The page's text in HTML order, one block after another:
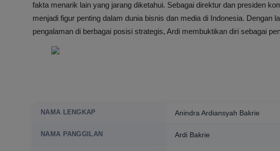
fakta menarik lain yang jarang diketahui. Sebagai direktur dan presiden
menjadi figur penting dalam dunia bisnis dan media di Indonesia. Dengan
pengalaman di berbagai posisi strategis, Ardi membuktikan diri sebagai
NAMA LENGKAP Anindra Ardiansyah Bakrie
NAMA PANGGILAN Ardi Bakrie